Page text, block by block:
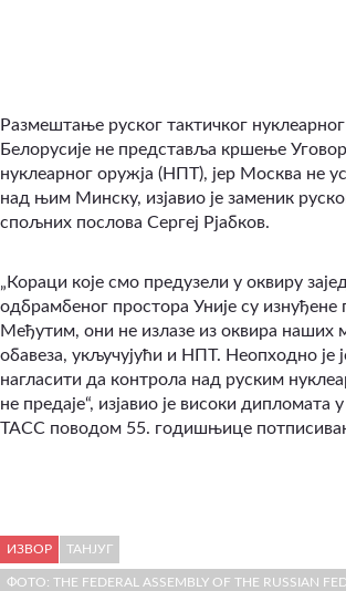
Размештање руског тактичког
Белорусије не представља кршење
нуклеарног оружја (НПТ), јер Москва не
над њим Минску, изјавио је заменик
спољних послова Сергеј Рјабков.
„Кораци које смо предузели у оквиру
одбрамбеног простора Уније су изнуђене
Међутим, они не излазе из оквира наших
обавеза, укључујући и НПТ. Неопходно је
нагласити да контрола над руским
не предаје“, изјавио је високи дипломата у
ТАСС поводом 55. годишњице
ИЗВОР ТАНЈУГ
ФОТО: THE FEDERAL ASSEMBLY OF THE RUSSIAN